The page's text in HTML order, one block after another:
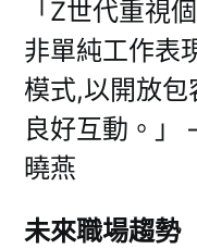
「Z世代重視
非單純工作表
模式,以開放
良好互動。」
曉燕
未來職場趨勢